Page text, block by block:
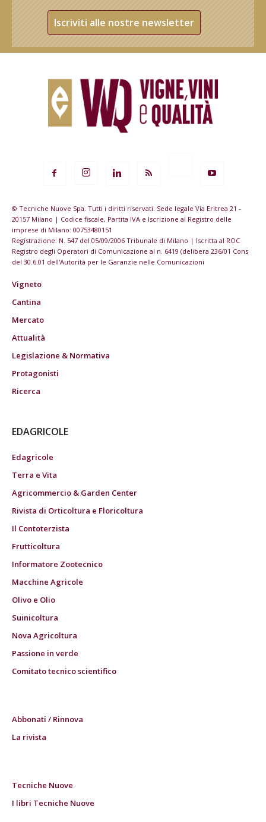
Iscriviti alle nostre newsletter
© Tecniche Nuove Spa. Tutti i diritti riservati. Sede legale Via Eritrea 21 -
20157 Milano | Codice fiscale, Partita IVA e Iscrizione al Registro delle
imprese di Milano: 00753480151
Registrazione: N. 547 del 05/09/2006 Tribunale di Milano | Iscritta al ROC
Registro degli Operatori di Comunicazione al n. 6419 (delibera 236/01 Cons
del 30.6.01 dell'Autorità per le Garanzie nelle Comunicazioni
Vigneto
Cantina
Mercato
Attualità
Legislazione & Normativa
Protagonisti
Ricerca
EDAGRICOLE
Edagricole
Terra e Vita
Agricommercio & Garden Center
Rivista di Orticoltura e Floricoltura
Il Contoterzista
Frutticoltura
Informatore Zootecnico
Macchine Agricole
Olivo e Olio
Suinicoltura
Nova Agricoltura
Passione in verde
Comitato tecnico scientifico
Abbonati / Rinnova
La rivista
Tecniche Nuove
I libri Tecniche Nuove